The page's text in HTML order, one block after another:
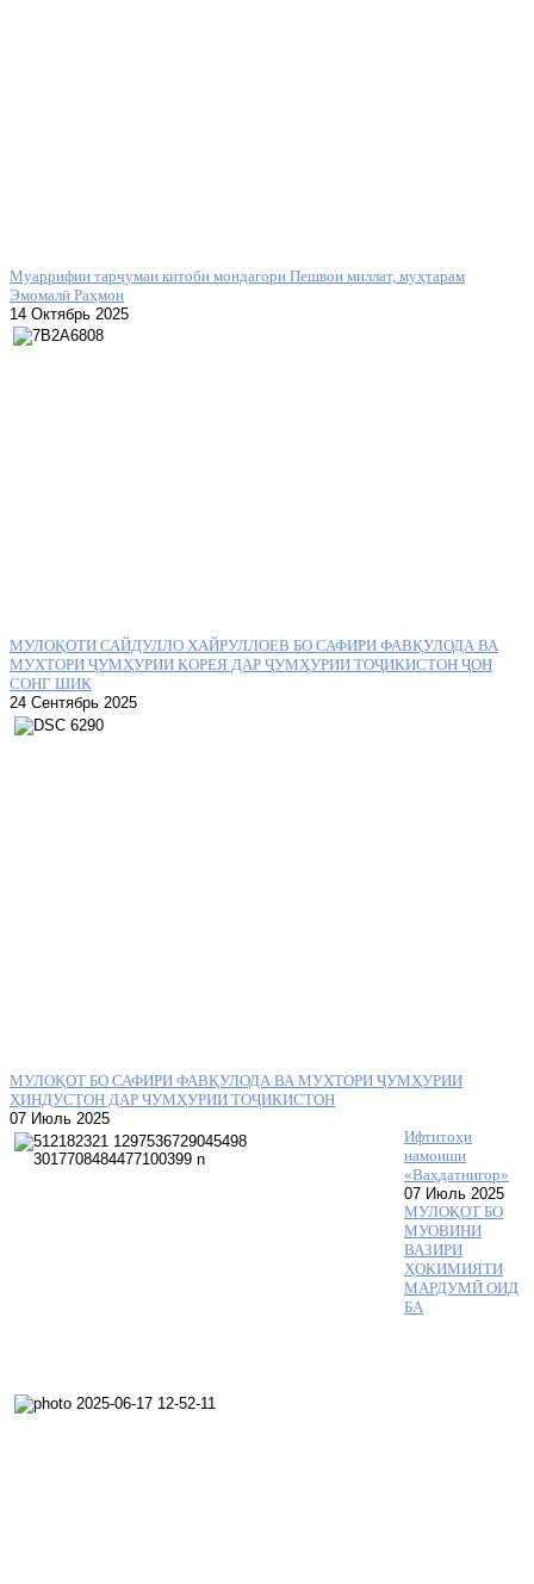
Муаррифии тарҷумаи китоби мондагори Пешвои миллат, муҳтарам
Эмомалӣ Раҳмон
14 Октябрь 2025
МУЛОҚОТИ САЙДУЛЛО ХАЙРУЛЛОЕВ БО САФИРИ ФАВҚУЛОДА ВА
МУХТОРИ ҶУМҲУРИИ КОРЕЯ ДАР ҶУМҲУРИИ ТОҶИКИСТОН ҶОН
СОНГ ШИК
24 Сентябрь 2025
МУЛОҚОТ БО САФИРИ ФАВҚУЛОДА ВА МУХТОРИ ҶУМҲУРИИ
ҲИНДУСТОН ДАР ЧУМҲУРИИ ТОҶИКИСТОН
07 Июль 2025
Ифтитоҳи
намоиши
«Ваҳдатнигор»
07 Июль 2025
МУЛОҚОТ БО
МУОВИНИ
ВАЗИРИ
ҲОКИМИЯТИ
МАРДУМӢ ОИД
БА